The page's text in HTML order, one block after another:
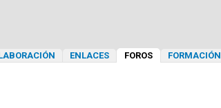
ENLACES FOROS FORMACIÓN